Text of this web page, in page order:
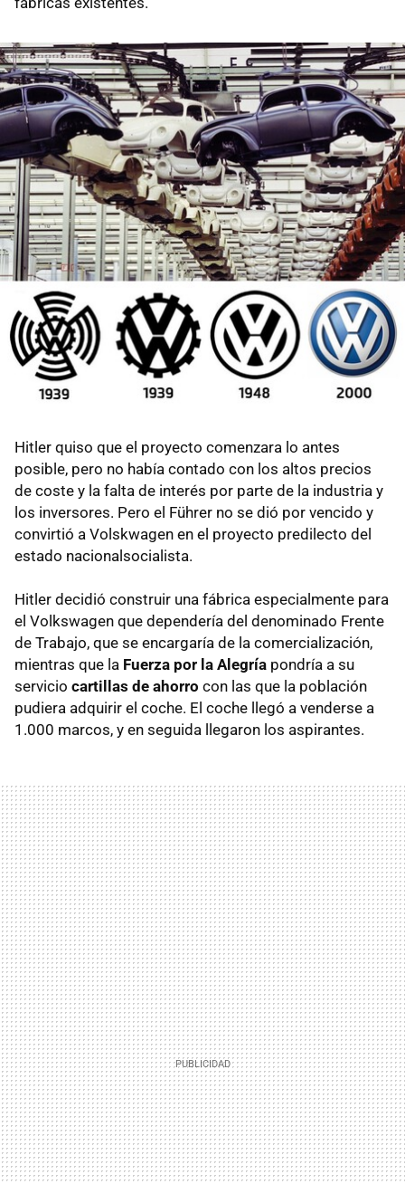
Hitler quiso que el proyecto comenzara lo antes
posible, pero no había contado con los altos precios
de coste y la falta de interés por parte de la industria y
los inversores. Pero el Führer no se dió por vencido y
convirtió a Volskwagen en el proyecto predilecto del
estado nacionalsocialista.
Hitler decidió construir una fábrica especialmente para
el Volkswagen que dependería del denominado Frente
de Trabajo, que se encargaría de la comercialización,
mientras que la Fuerza por la Alegría pondría a su
servicio cartillas de ahorro con las que la población
pudiera adquirir el coche. El coche llegó a venderse a
1.000 marcos, y en seguida llegaron los aspirantes.